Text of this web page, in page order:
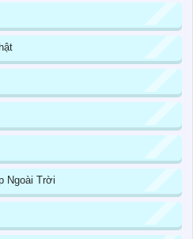
Ngoài Trời